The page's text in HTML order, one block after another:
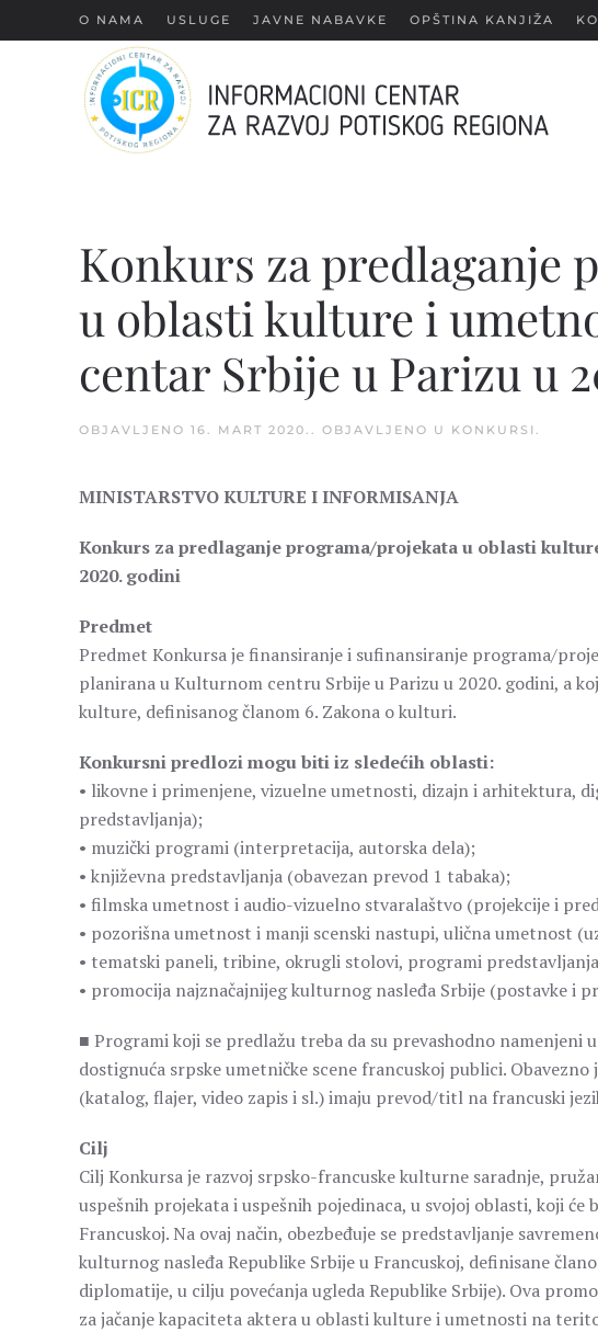
content
О NAMA USLUGE JAVNE NABAVKE OPŠTINA KANJIŽA
Konkurs za predlaganje
u oblasti kulture i
centar Srbije u Parizu u
OBJAVLJENO 16. MART 2020. . OBJAVLJENO U KONKURSI .
MINISTARSTVO KULTURE I INFORMISANJA
Konkurs za predlaganje programa/projekata u oblasti
2020. godini
Predmet
Predmet Konkursa je finansiranje i sufinansiranje programa/
planirana u Kulturnom centru Srbije u Parizu u 2020. godini, a
kulture, definisanog članom 6. Zakona o kulturi.
Konkursni predlozi mogu biti iz sledećih oblasti:
• likovne i primenjene, vizuelne umetnosti, dizajn i arhitektura,
predstavljanja);
• muzički programi (interpretacija, autorska dela);
• književna predstavljanja (obavezan prevod 1 tabaka);
• filmska umetnost i audio-vizuelno stvaralaštvo (projekcije i
• pozorišna umetnost i manji scenski nastupi, ulična umetnost
• tematski paneli, tribine, okrugli stolovi, programi
• promocija najznačajnijeg kulturnog nasleđa Srbije (postavke i
■ Programi koji se predlažu treba da su prevashodno
dostignuća srpske umetničke scene francuskoj publici.
(katalog, flajer, video zapis i sl.) imaju prevod/titl na francuski
Cilj
Cilj Konkursa je razvoj srpsko-francuske kulturne saradnje,
uspešnih projekata i uspešnih pojedinaca, u svojoj oblasti, koji
Francuskoj. Na ovaj način, obezbeđuje se predstavljanje
kulturnog nasleđa Republike Srbije u Francuskoj, definisane
diplomatije, u cilju povećanja ugleda Republike Srbije). Ova
za jačanje kapaciteta aktera u oblasti kulture i umetnosti na